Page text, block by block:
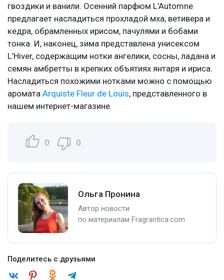
гвоздики и ванили. Осенний парфюм L’Automne
предлагает насладиться прохладой мха, ветивера и
кедра, обрамленных ирисом, пачулями и бобами
тонка. И, наконец, зима представлена унисексом
L’Hiver, содержащим нотки ангелики, сосны, ладана и
семян амбретты в крепких объятиях янтаря и ириса.
Насладиться похожими нотками можно с помощью
аромата Arquiste Fleur de Louis, представленного в
нашем интернет-магазине.
0 0
Ольга Пронина
Автор новости
по материалам Fragrantica.com
Поделитесь с друзьями